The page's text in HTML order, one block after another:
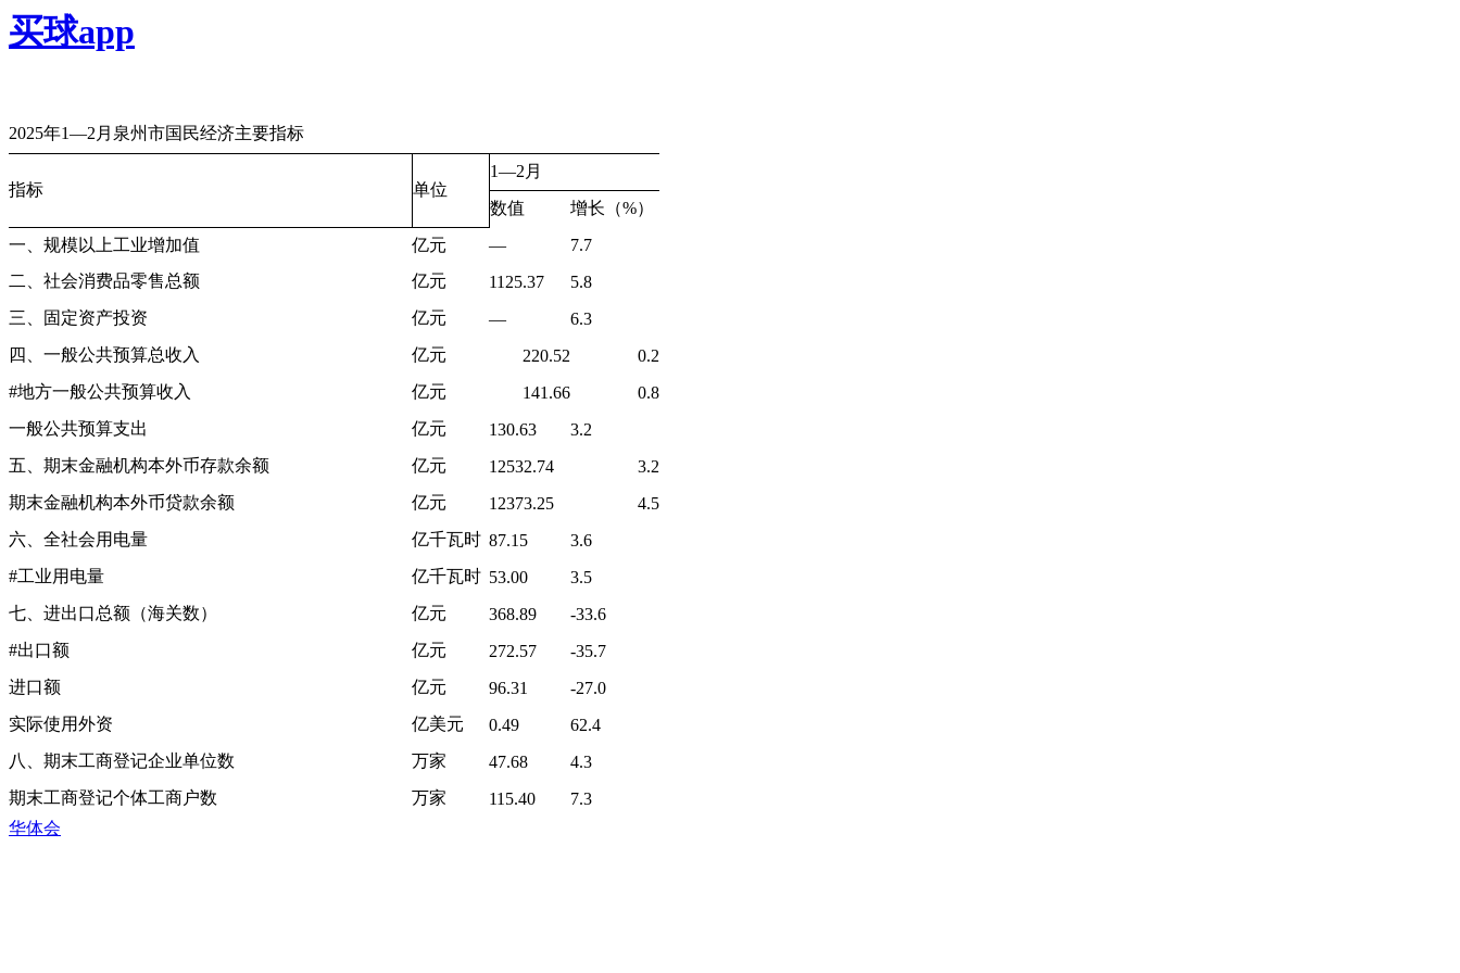
买球app
2025年1—2月泉州市国民经济主要指标
指标 单位
1—2月
数值
增长（%）
一、规模以上工业增加值
亿元 —
7.7
二、社会消费品零售总额
亿元 1125.37
5.8
三、固定资产投资
亿元 —
6.3
四、一般公共预算总收入
亿元 220.52
0.2
#地方一般公共预算收入
亿元 141.66
0.8
一般公共预算支出
亿元 130.63
3.2
五、期末金融机构本外币存款余额
亿元 12532.74
3.2
期末金融机构本外币贷款余额
亿元 12373.25
4.5
六、全社会用电量
亿千瓦时 87.15
3.6
#工业用电量
亿千瓦时 53.00
3.5
七、进出口总额（海关数）
亿元 368.89
-33.6
#出口额
亿元 272.57
-35.7
进口额
亿元 96.31
-27.0
实际使用外资
亿美元 0.49
62.4
八、期末工商登记企业单位数
万家 47.68
4.3
期末工商登记个体工商户数
万家 115.40
7.3
华体会